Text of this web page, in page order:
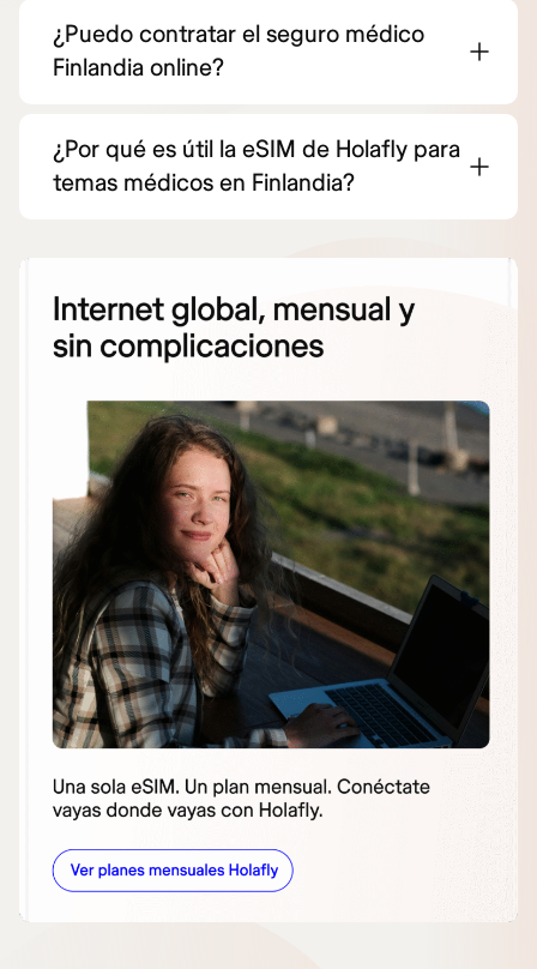
¿Puedo contratar el seguro médico
Finlandia online?
¿Por qué es útil la eSIM de Holafly para
temas médicos en Finlandia?